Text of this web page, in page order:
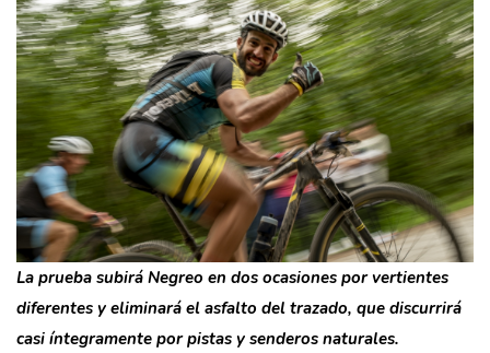
La prueba subirá Negreo en dos ocasiones por vertientes
diferentes y eliminará el asfalto del trazado, que discurrirá
casi íntegramente por pistas y senderos naturales.